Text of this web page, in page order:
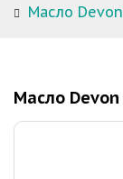
Масло
Масло